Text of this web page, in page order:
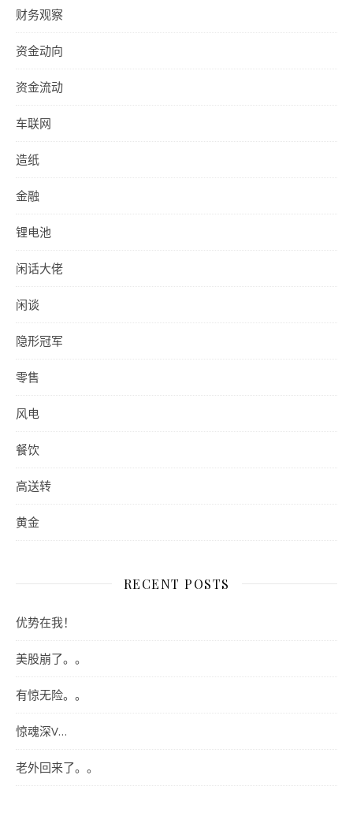
财务观察
资金动向
资金流动
车联网
造纸
金融
锂电池
闲话大佬
闲谈
隐形冠军
零售
风电
餐饮
高送转
黄金
RECENT POSTS
优势在我！
美股崩了。。
有惊无险。。
惊魂深V…
老外回来了。。